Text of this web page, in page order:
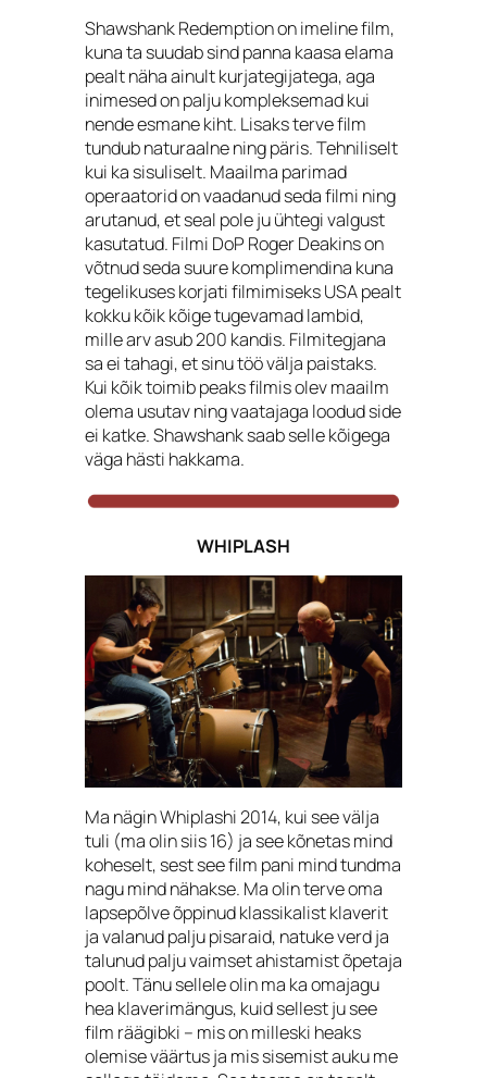
Shawshank Redemption on imeline film,
kuna ta suudab sind panna kaasa elama
pealt näha ainult kurjategijatega, aga
inimesed on palju kompleksemad kui
nende esmane kiht. Lisaks terve film
tundub naturaalne ning päris. Tehniliselt
kui ka sisuliselt. Maailma parimad
operaatorid on vaadanud seda filmi ning
arutanud, et seal pole ju ühtegi valgust
kasutatud. Filmi DoP Roger Deakins on
võtnud seda suure komplimendina kuna
tegelikuses korjati filmimiseks USA pealt
kokku kõik kõige tugevamad lambid,
mille arv asub 200 kandis. Filmitegjana
sa ei tahagi, et sinu töö välja paistaks.
Kui kõik toimib peaks filmis olev maailm
olema usutav ning vaatajaga loodud side
ei katke. Shawshank saab selle kõigega
väga hästi hakkama.
WHIPLASH
Ma nägin Whiplashi 2014, kui see välja
tuli (ma olin siis 16) ja see kõnetas mind
koheselt, sest see film pani mind tundma
nagu mind nähakse. Ma olin terve oma
lapsepõlve õppinud klassikalist klaverit
ja valanud palju pisaraid, natuke verd ja
talunud palju vaimset ahistamist õpetaja
poolt. Tänu sellele olin ma ka omajagu
hea klaverimängus, kuid sellest ju see
film räägibki – mis on milleski heaks
olemise väärtus ja mis sisemist auku me